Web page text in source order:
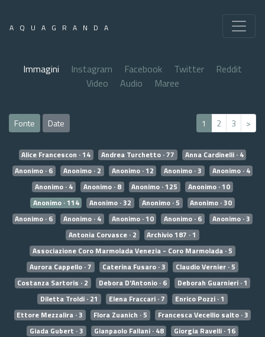
AQUAGRANDA
Immagini Instagram Facebook Twitter
Reddit
Video
Audio Maree
Fonte Date 1 2 3 >
Alice Francescon · 14 Andrea Turchetto · 77
Anna Cardinelli · 4
Anonimo · 6
Anonimo · 2 Anonimo · 12 Anonimo · 3
Anonimo · 4
Anonimo · 4
Anonimo · 8 Anonimo · 125
Anonimo · 10
Anonimo · 114
Anonimo · 32 Anonimo · 5
Anonimo · 30
Anonimo · 6
Anonimo · 4 Anonimo · 10 Anonimo · 6
Anonimo · 3
Antonia Corvasce · 2
Archivio 187 · 1
Associazione Coro Marmolada Venezia - Coro Marmolada · 5
Aurora Cappello · 7
Caterina Fusaro · 3
Claudio Vernier · 5
Costanza Sartoris · 2
Debora D'Antonio · 6
Deborah Guarnieri · 1
Diletta Troldi · 21
Elena Fraccari · 7
Enrico Pozzi · 1
Ettore Mezzalira · 3
Flora Zuanich · 5
Francesca Vecellio salto · 3
Giada Gubert · 3
Gianpaolo Fallani · 48
Giorgia Ravelli · 16